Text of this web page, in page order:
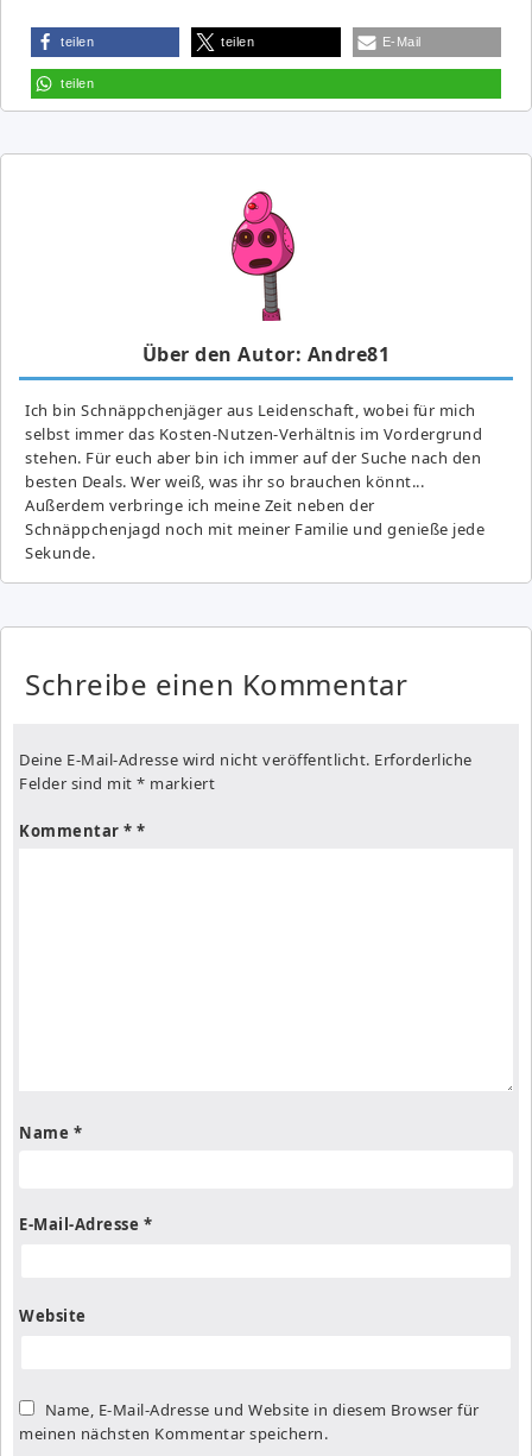
teilen teilen E-Mail
teilen
Über den Autor: Andre81
Ich bin Schnäppchenjäger aus Leidenschaft, wobei für mich
selbst immer das Kosten-Nutzen-Verhältnis im Vordergrund
stehen. Für euch aber bin ich immer auf der Suche nach den
besten Deals. Wer weiß, was ihr so brauchen könnt...
Außerdem verbringe ich meine Zeit neben der
Schnäppchenjagd noch mit meiner Familie und genieße jede
Sekunde.
Schreibe einen Kommentar
Deine E-Mail-Adresse wird nicht veröffentlicht. Erforderliche
Felder sind mit * markiert
Kommentar *
Name *
E-Mail-Adresse *
Website
Name, E-Mail-Adresse und Website in diesem Browser für
meinen nächsten Kommentar speichern.